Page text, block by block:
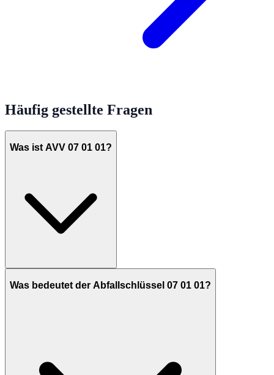
Häufig gestellte Fragen
Was ist AVV 07 01 01?
Was bedeutet der Abfallschlüssel 07 01 01?